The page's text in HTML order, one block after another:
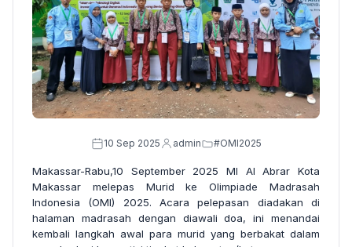
10 Sep 2025 admin #OMI2025
Makassar-Rabu,10 September 2025 MI Al Abrar Kota
Makassar melepas Murid ke Olimpiade Madrasah
Indonesia (OMI) 2025. Acara pelepasan diadakan di
halaman madrasah dengan diawali doa, ini menandai
kembali langkah awal para murid yang berbakat dalam